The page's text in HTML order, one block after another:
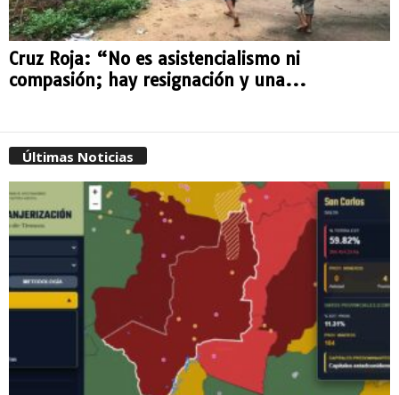
Cruz Roja: “No es asistencialismo ni
compasión; hay resignación y una...
Últimas Noticias